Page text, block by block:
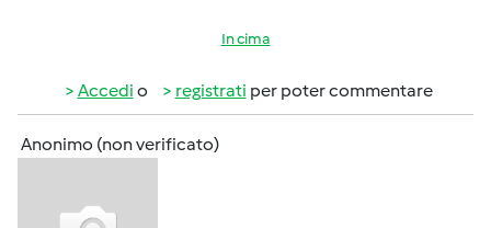
In cima
Accedi o registrati per poter commentare
Anonimo (non verificato)